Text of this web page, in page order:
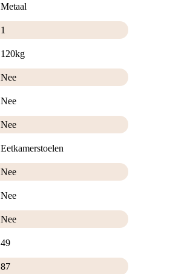
Metaal
1
120kg
Nee
Nee
Nee
Eetkamerstoelen
Nee
Nee
Nee
49
87